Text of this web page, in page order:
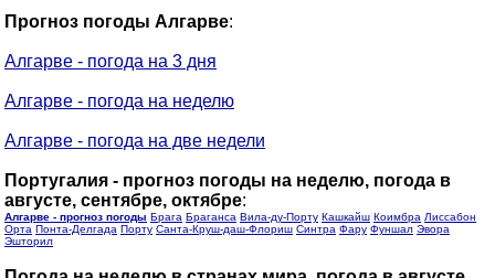
Прогноз погоды Алгарве:
Алгарве - погода на 3 дня
Алгарве - погода на неделю
Алгарве - погода на две недели
Португалия - прогноз погоды на неделю, погода в
августе, сентябре, октябре:
Алгарве - прогноз погоды Брага Браганса Вила-ду-Порту Кашкайш Коимбра Лиссабон
Орта Понта-Делгада Порту Санта-Круш-даш-Флориш Синтра Фару Фуншал Эвора
Эшторил